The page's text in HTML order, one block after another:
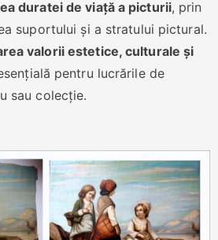
duratei de viață a picturii, prin
suportului și a stratului pictural.
valorii estetice, culturale și
pentru lucrările de
sau colecție.